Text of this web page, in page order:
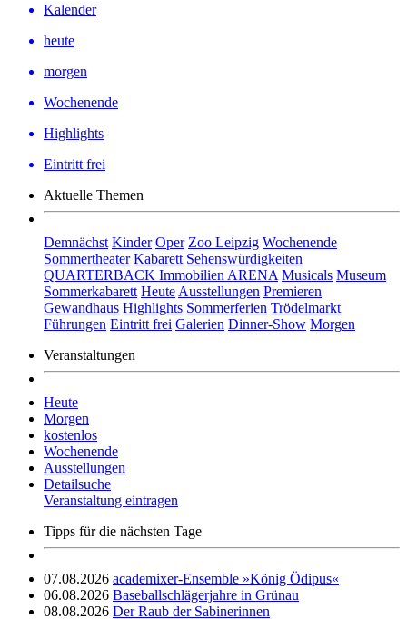
Kalender
heute
morgen
Wochenende
Highlights
Eintritt frei
Aktuelle Themen
Demnächst Kinder Oper Zoo Leipzig Wochenende
Sommertheater Kabarett Sehenswürdigkeiten
QUARTERBACK Immobilien ARENA Musicals Museum
Sommerkabarett Heute Ausstellungen Premieren
Gewandhaus Highlights Sommerferien Trödelmarkt
Führungen Eintritt frei Galerien Dinner-Show Morgen
Veranstaltungen
Heute
Morgen
kostenlos
Wochenende
Ausstellungen
Detailsuche
Veranstaltung eintragen
Tipps für die nächsten Tage
07.08.2026 academixer-Ensemble »König Ödipus«
06.08.2026 Baseballschlägerjahre in Grünau
08.08.2026 Der Raub der Sabinerinnen